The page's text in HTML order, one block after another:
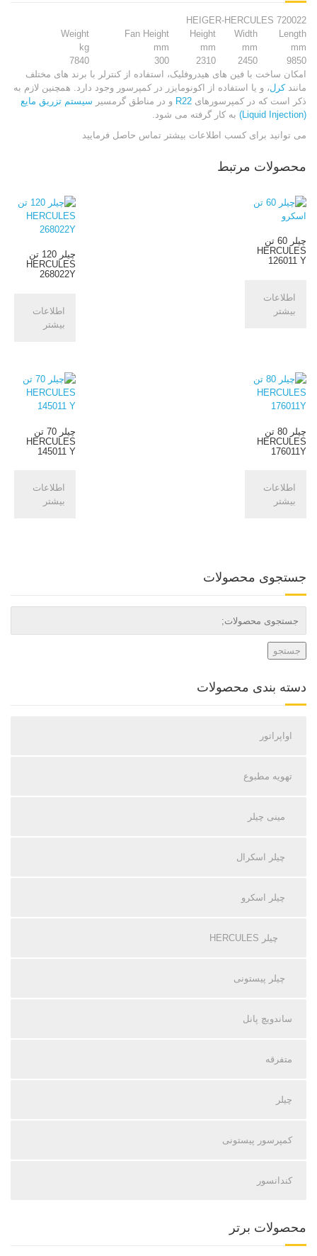
HEIGER-HERCULES 720022
Length
Width
Height
Fan Height
Weight
mm
mm
mm
mm
kg
9850
2450
2310
300
7840
امکان ساخت با فین های هیدروفلیک، استفاده از کنترلر با برند های مختلف
مانندکرل، و یا استفاده از اکونومایزر در کمپرسور وجود دارد. همچنین لازم به
ذکر است که در کمپرسورهای R22 و در مناطق گرمسیر سیستم تزریق مایع
(Liquid Injection)
به کار گرفته می شود.
می توانید برای کسب اطلاعات بیشتر تماس حاصل فرمایید
محصولات مرتبط
چیلر 60 تن
HERCULES
126011 Y
اطلاعات
بیشتر
چیلر 120 تن
HERCULES
268022Y
اطلاعات
بیشتر
چیلر 80 تن
HERCULES
176011Y
اطلاعات
بیشتر
چیلر 70 تن
HERCULES
145011 Y
اطلاعات
بیشتر
جستجوی محصولات
جستجو
دسته بندی محصولات
اواپراتور
تهویه مطبوع
مینی چیلر
چیلر اسکرال
چیلر اسکرو
چیلر HERCULES
چیلر پیستونی
ساندویچ پانل
متفرقه
چیلر
کمپرسور پیستونی
کندانسور
محصولات برتر